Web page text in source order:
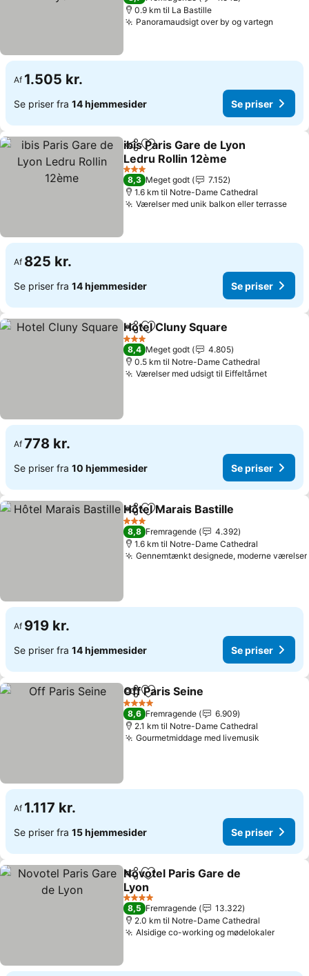
0.9 km til La Bastille
Panoramaudsigt over by og vartegn
Af 1.505 kr.
Se priser fra 14 hjemmesider Se priser
Del Føj til favoritter
ibis Paris Gare de Lyon
Ledru Rollin 12ème
3 Stjerner
8,3 Meget godt
7.152
1.6 km til Notre-Dame Cathedral
Værelser med unik balkon eller terrasse
Af 825 kr.
Se priser fra 14 hjemmesider Se priser
Del Føj til favoritter
Hotel Cluny Square
3 Stjerner
8,4 Meget godt
4.805
0.5 km til Notre-Dame Cathedral
Værelser med udsigt til Eiffeltårnet
Af 778 kr.
Se priser fra 10 hjemmesider Se priser
Del Føj til favoritter
Hôtel Marais Bastille
3 Stjerner
8,8 Fremragende
4.392
1.6 km til Notre-Dame Cathedral
Gennemtænkt designede, moderne værelser
Af 919 kr.
Se priser fra 14 hjemmesider Se priser
Del Føj til favoritter
Off Paris Seine
4 Stjerner
8,6 Fremragende
6.909
2.1 km til Notre-Dame Cathedral
Gourmetmiddage med livemusik
Af 1.117 kr.
Se priser fra 15 hjemmesider Se priser
Del Føj til favoritter
Novotel Paris Gare de
Lyon
4 Stjerner
8,5 Fremragende
13.322
2.0 km til Notre-Dame Cathedral
Alsidige co-working og mødelokaler